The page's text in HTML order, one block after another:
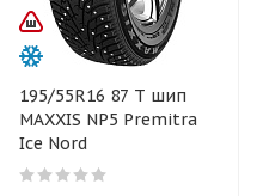
195/55R16 87 T шип
MAXXIS NP5 Premitra
Ice Nord